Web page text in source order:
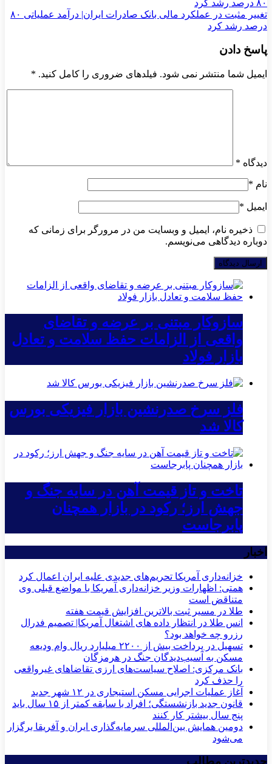
تغییر مثبت در عملکرد مالی بانک صادرات ایران| درآمد عملیاتی ۸۰
درصد رشد کرد
پاسخ دادن
ایمیل شما منتشر نمی شود. فیلدهای ضروری را کامل کنید. *
دیدگاه *
نام *
ایمیل *
ذخیره نام، ایمیل و وبسایت من در مرورگر برای زمانی که
دوباره دیدگاهی می‌نویسم.
سازوکار مبتنی بر عرضه و تقاضای
واقعی از الزامات حفظ سلامت و تعادل
بازار فولاد
فلز سرخ صدرنشین بازار فیزیکی بورس
کالا شد
تاخت و تاز قیمت آهن در سایه جنگ و
جهش ارز؛ رکود در بازار همچنان
پابرجاست
اخبار
خزانه‌داری آمریکا تحریم‌های جدیدی علیه ایران اعمال کرد
همتی: اظهارات وزیر خزانه‌داری آمریکا با مواضع قبلی وی
متناقض است
طلا در مسیر ثبت بالاترین افزایش قیمت هفته
انس طلا در انتظار داده های اشتغال آمریکا| تصمیم فدرال
رزرو چه خواهد بود؟
تسهیل در پرداخت بیش از ۲۲۰۰ میلیارد ریال وام ودیعه
مسکن به آسیب‌دیدگان جنگ در هرمزگان
بانک مرکزی: اصلاح سیاست‌های ارزی تقاضاهای غیرواقعی
را حذف کرد
آغاز عملیات اجرایی مسکن استیجاری در ۱۲ شهر جدید
قانون جدید بازنشستگی؛ افراد با سابقه کمتر از ۱۵ سال باید
پنج سال بیشتر کار کنند
دومین همایش بین‌المللی سرمایه‌گذاری ایران و آفریقا برگزار
می‌شود